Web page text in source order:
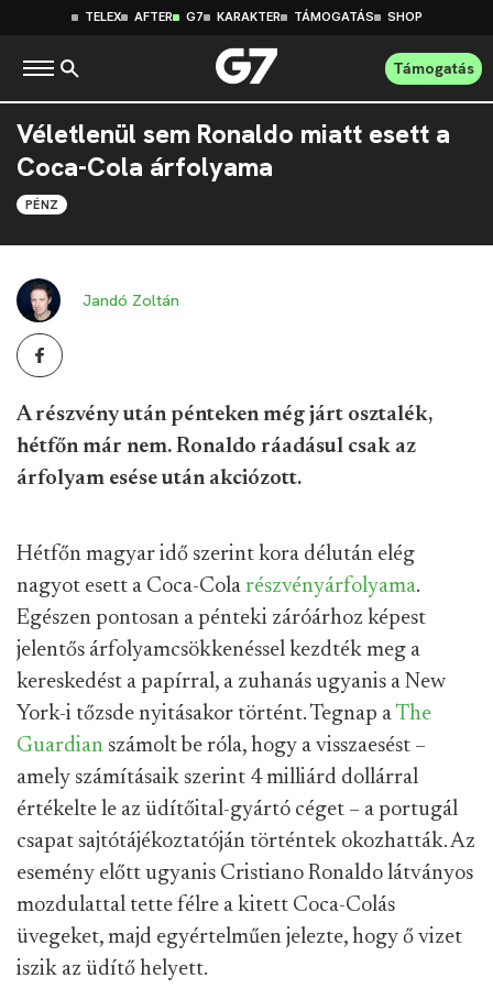
TELEX AFTER G7 KARAKTER TÁMOGATÁS SHOP
Támogatás
Véletlenül sem Ronaldo miatt esett a
Coca-Cola árfolyama
PÉNZ
Jandó Zoltán
A részvény után pénteken még járt osztalék,
hétfőn már nem. Ronaldo ráadásul csak az
árfolyam esése után akciózott.
Hétfőn magyar idő szerint kora délután elég
nagyot esett a Coca-Cola részvényárfolyama.
Egészen pontosan a pénteki záróárhoz képest
jelentős árfolyamcsökkenéssel kezdték meg a
kereskedést a papírral, a zuhanás ugyanis a New
York-i tőzsde nyitásakor történt. Tegnap a The
Guardian számolt be róla, hogy a visszaesést –
amely számításaik szerint 4 milliárd dollárral
értékelte le az üdítőital-gyártó céget – a portugál
csapat sajtótájékoztatóján történtek okozhatták. Az
esemény előtt ugyanis Cristiano Ronaldo látványos
mozdulattal tette félre a kitett Coca-Colás
üvegeket, majd egyértelműen jelezte, hogy ő vizet
iszik az üdítő helyett.